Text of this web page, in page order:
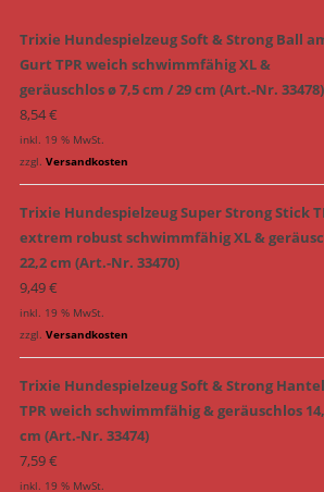
Trixie Hundespielzeug Soft & Strong Ball
Gurt TPR weich schwimmfähig XL &
geräuschlos ø 7,5 cm / 29 cm (Art.-Nr. 33478)
8,54€
inkl. 19 % MwSt.
zzgl. Versandkosten
Trixie Hundespielzeug Super Strong Stick
extrem robust schwimmfähig XL &
22,2 cm (Art.-Nr. 33470)
9,49€
inkl. 19 % MwSt.
zzgl. Versandkosten
Trixie Hundespielzeug Soft & Strong Hantel
TPR weich schwimmfähig & geräuschlos
cm (Art.-Nr. 33474)
7,59€
inkl. 19 % MwSt.